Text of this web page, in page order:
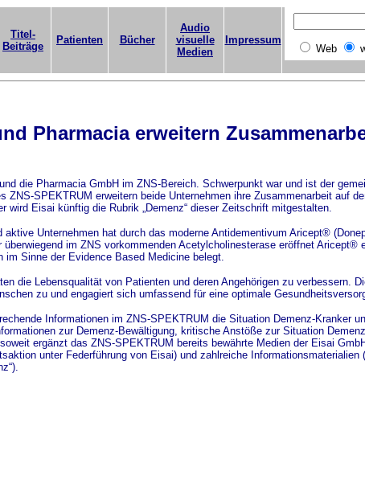
Titel-
Beiträge
Patienten Bücher
Audio
visuelle
Medien
Impressum
Web
Pharmacia erweitern
die Pharmacia GmbH im ZNS-Bereich. Schwerpunkt war und ist der
ZNS-SPEKTRUM erweitern beide Unternehmen ihre Zusammenarbeit auf
wird Eisai künftig die Rubrik „Demenz“ dieser Zeitschrift mitgestalten.
Unternehmen hat durch das moderne Antidementivum Aricept®
im ZNS vorkommenden Acetylcholinesterase eröffnet Aricept®
Sinne der Evidence Based Medicine belegt.
die Lebensqualität von Patienten und deren Angehörigen zu verbessern.
zu und engagiert sich umfassend für eine optimale
Informationen im ZNS-SPEKTRUM die Situation Demenz-Kranker
zur Demenz-Bewältigung, kritische Anstöße zur Situation
ergänzt das ZNS-SPEKTRUM bereits bewährte Medien der Eisai
unter Federführung von Eisai) und zahlreiche